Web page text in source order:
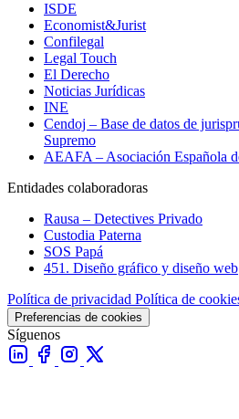
ISDE
Economist&Jurist
Confilegal
Legal Touch
El Derecho
Noticias Jurídicas
INE
Cendoj – Base de datos de
Supremo
AEAFA – Asociación Española
Entidades colaboradoras
Rausa – Detectives Privado
Custodia Paterna
SOS Papá
451. Diseño gráfico y diseño web
Política de privacidad Política de
Preferencias de cookies
Síguenos